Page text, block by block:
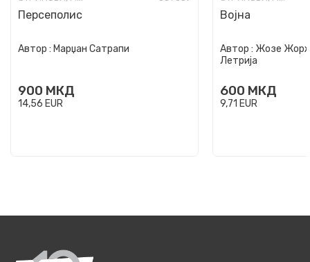
Персеполис
Автор : Марџан Сатрапи
900 МКД
14,56 EUR
Војна
Автор : Жозе Жорж
Летрија
600 МКД
9,71 EUR